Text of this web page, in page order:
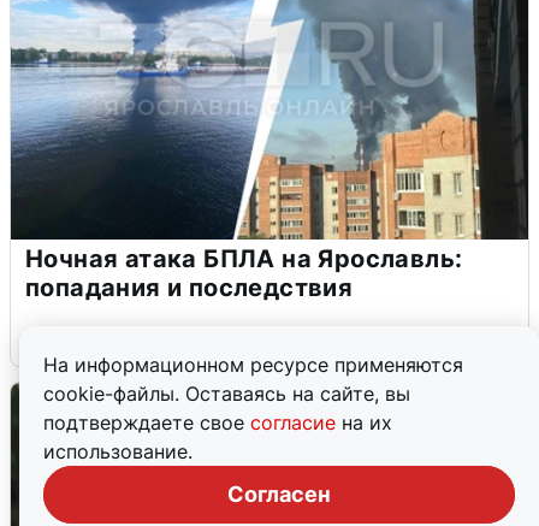
На информационном ресурсе применяются
cookie-файлы. Оставаясь на сайте, вы
подтверждаете свое согласие на их
использование.
Согласен
Ночная атака БПЛА на Ярославль:
попадания и последствия